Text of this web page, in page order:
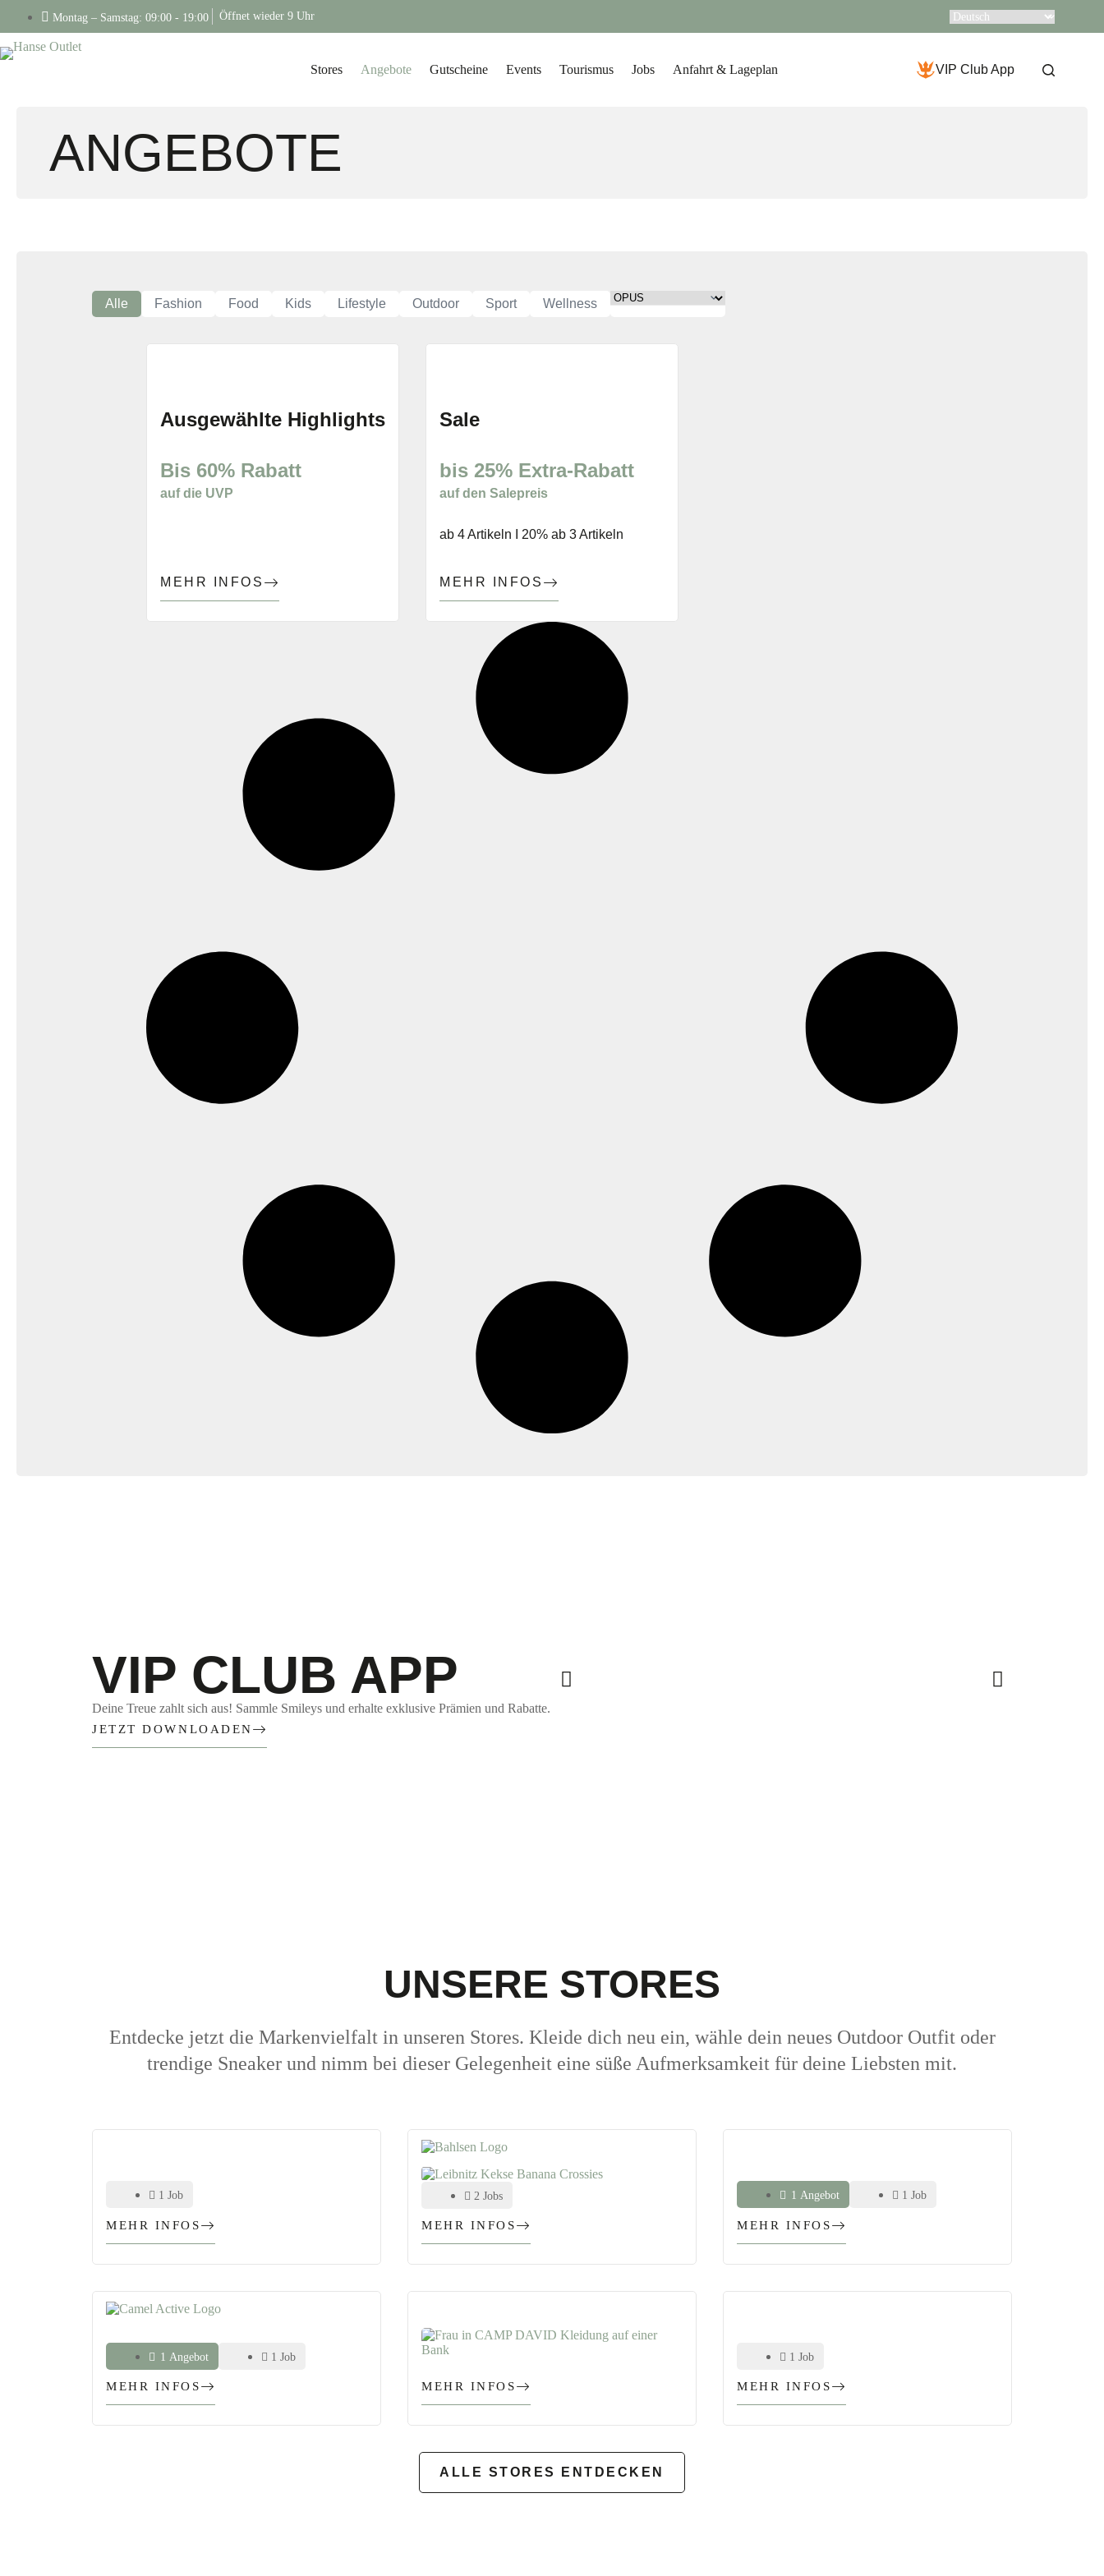
Montag – Samstag: 09:00 - 19:00 Öffnet wieder 9 Uhr
Stores Angebote Gutscheine Events Tourismus Jobs Anfahrt & Lageplan VIP Club App
ANGEBOTE
Fashion Food Kids Lifestyle Outdoor Sport Wellness
Alle
Ausgewählte Highlights
Bis 60% Rabatt
auf die UVP
MEHR INFOS
Sale
bis 25% Extra-Rabatt
auf den Salepreis
ab 4 Artikeln I 20% ab 3 Artikeln
MEHR INFOS
VIP CLUB APP
Deine Treue zahlt sich aus! Sammle Smileys und erhalte exklusive Prämien und Rabatte.
JETZT DOWNLOADEN
UNSERE STORES
Entdecke jetzt die Markenvielfalt in unseren Stores. Kleide dich neu ein, wähle dein neues Outdoor Outfit oder
trendige Sneaker und nimm bei dieser Gelegenheit eine süße Aufmerksamkeit für deine Liebsten mit.
1 Job
MEHR INFOS
2 Jobs
MEHR INFOS
1 Angebot 1 Job
MEHR INFOS
1 Angebot 1 Job
MEHR INFOS MEHR INFOS
1 Job
MEHR INFOS
ALLE STORES ENTDECKEN